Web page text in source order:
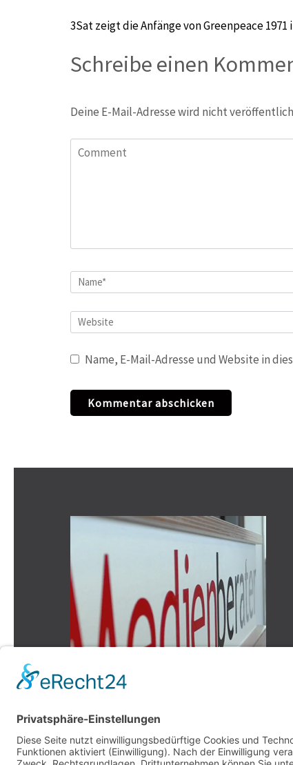
Beitragsnavigation
3Sat zeigt die Anfänge von Greenpeace 1971
Schreibe einen
Deine E-Mail-Adresse wird nicht
Comment
Name*
Website
Name, E-Mail-Adresse und Website in